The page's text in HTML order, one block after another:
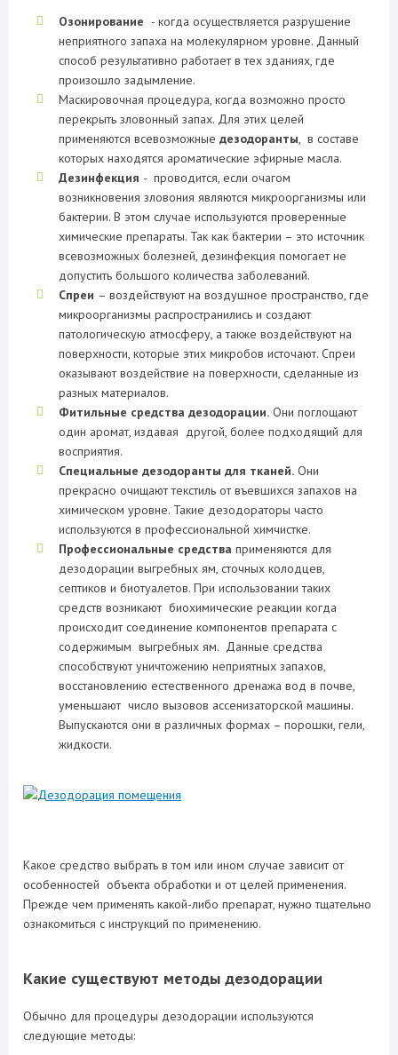
Озонирование - когда осуществляется разрушение
неприятного запаха на молекулярном уровне. Данный
способ результативно работает в тех зданиях, где
произошло задымление.
Маскировочная процедура, когда возможно просто
перекрыть зловонный запах. Для этих целей
применяются всевозможные дезодоранты, в составе
которых находятся ароматические эфирные масла.
Дезинфекция - проводится, если очагом
возникновения зловония являются микроорганизмы или
бактерии. В этом случае используются проверенные
химические препараты. Так как бактерии – это источник
всевозможных болезней, дезинфекция помогает не
допустить большого количества заболеваний.
Спреи – воздействуют на воздушное пространство, где
микроорганизмы распространились и создают
патологическую атмосферу, а также воздействуют на
поверхности, которые этих микробов источают. Спреи
оказывают воздействие на поверхности, сделанные из
разных материалов.
Фитильные средства дезодорации. Они поглощают
один аромат, издавая другой, более подходящий для
восприятия.
Специальные дезодоранты для тканей. Они
прекрасно очищают текстиль от въевшихся запахов на
химическом уровне. Такие дезодораторы часто
используются в профессиональной химчистке.
Профессиональные средства применяются для
дезодорации выгребных ям, сточных колодцев,
септиков и биотуалетов. При использовании таких
средств возникают биохимические реакции когда
происходит соединение компонентов препарата с
содержимым выгребных ям. Данные средства
способствуют уничтожению неприятных запахов,
восстановлению естественного дренажа вод в почве,
уменьшают число вызовов ассенизаторской машины.
Выпускаются они в различных формах – порошки, гели,
жидкости.
Какое средство выбрать в том или ином случае зависит от
особенностей объекта обработки и от целей применения.
Прежде чем применять какой-либо препарат, нужно тщательно
ознакомиться с инструкций по применению.
Какие существуют методы дезодорации
Обычно для процедуры дезодорации используются
следующие методы: